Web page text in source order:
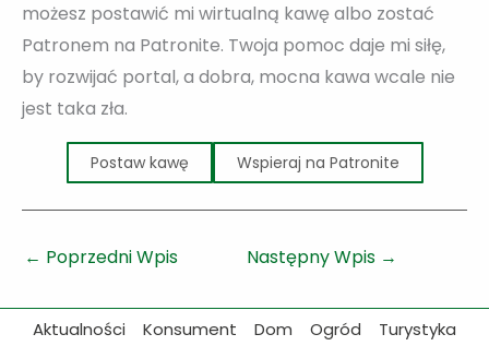
możesz postawić mi wirtualną kawę albo zostać
Patronem na Patronite. Twoja pomoc daje mi siłę,
by rozwijać portal, a dobra, mocna kawa wcale nie
jest taka zła.
Postaw kawę Wspieraj na Patronite
← Poprzedni Wpis Następny Wpis →
Aktualności Konsument Dom Ogród
Turystyka